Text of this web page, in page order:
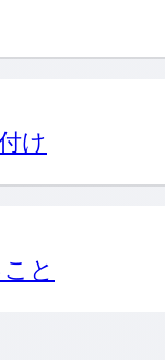
け
と